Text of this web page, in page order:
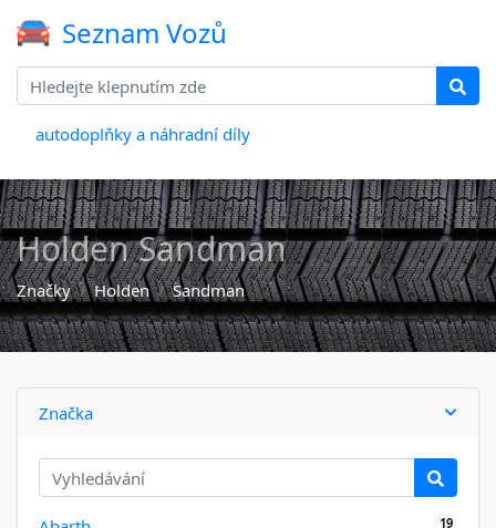
Seznam Vozů
autodoplňky a náhradní díly
Holden Sandman
Značky Holden Sandman
Značka
19